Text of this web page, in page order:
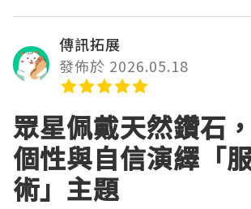
傳訊拓展
發佈於 2026.05.18
眾星佩戴天然鑽石
個性與自信演繹「
術」主題